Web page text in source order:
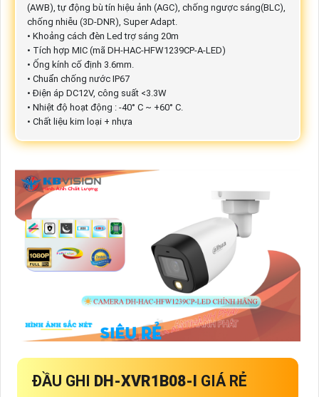
(AWB), tự động bù tín hiệu ảnh (AGC), chống ngược sáng(BLC),
chống nhiễu (3D-DNR), Super Adapt.
• Khoảng cách đèn Led trợ sáng 20m
• Tích hợp MIC (mã DH-HAC-HFW1239CP-A-LED)
• Ống kính cố định 3.6mm.
• Chuẩn chống nước IP67
• Điện áp DC12V, công suất <3.3W
• Nhiệt độ hoạt động : -40° C ~ +60° C.
• Chất liệu kim loại + nhựa
ĐẦU GHI DH-XVR1B08-I GIÁ RẺ